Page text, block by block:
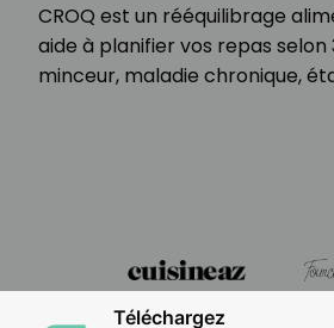
CROQ est un rééquilibrage
aide à planifier vos repas selon
minceur, maladie chronique,
Téléchargez